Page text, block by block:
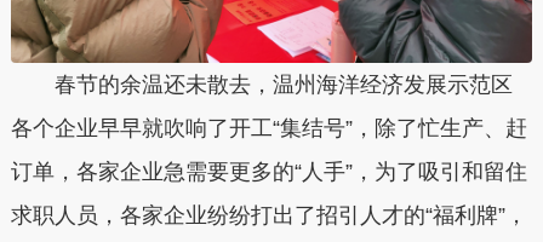
春节的余温还未散去，温州海洋经济发展示范区
各个企业早早就吹响了开工“集结号”，除了忙生产、赶
订单，各家企业急需要更多的“人手”，为了吸引和留住
求职人员，各家企业纷纷打出了招引人才的“福利牌”，